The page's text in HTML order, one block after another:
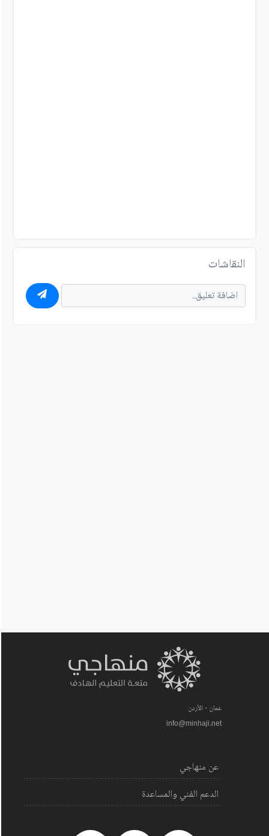
النقاشات
عمان - الأردن
info@minhaji.net
عن منهاجي
الدعم الفني والمساعدة